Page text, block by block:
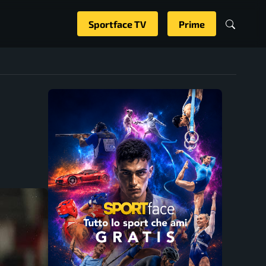
Sportface TV Prime